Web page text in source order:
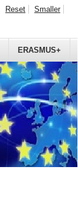
ERASMUS+
Reset Smaller